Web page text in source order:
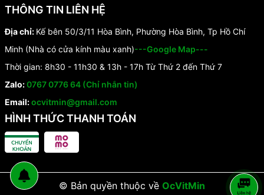
THÔNG TIN LIÊN HỆ
Địa chỉ: Kế bên 50/3/11 Hòa Bình, Phường Hòa Bình, Tp Hồ Chí
Minh (Nhà có cửa kính màu xanh)---Google Map---
Thời gian: 8h30 - 11h30 & 13h - 17h Từ Thứ 2 đến Thứ 7
Zalo:0767 0776 64 (Chỉ nhắn tin)
Email:ocvitmin@gmail.com
HÌNH THỨC THANH TOÁN
© Bản quyền thuộc về OcVitMin